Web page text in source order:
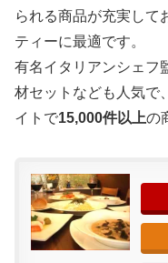
られる商品が充実して
ティーに最適です。
有名イタリアンシェフ
材セットなども人気で
イトで15,000件以上の